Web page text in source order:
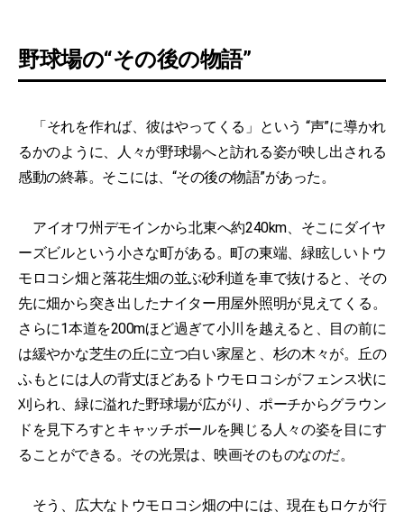
野球場の“その後の物語”
「それを作れば、彼はやってくる」という “声”に導かれ
るかのように、人々が野球場へと訪れる姿が映し出される
感動の終幕。そこには、“その後の物語”があった。
アイオワ州デモインから北東へ約240km、そこにダイヤ
ーズビルという小さな町がある。町の東端、緑眩しいトウ
モロコシ畑と落花生畑の並ぶ砂利道を車で抜けると、その
先に畑から突き出したナイター用屋外照明が見えてくる。
さらに1本道を200mほど過ぎて小川を越えると、目の前に
は緩やかな芝生の丘に立つ白い家屋と、杉の木々が。丘の
ふもとには人の背丈ほどあるトウモロコシがフェンス状に
刈られ、緑に溢れた野球場が広がり、ポーチからグラウン
ドを見下ろすとキャッチボールを興じる人々の姿を目にす
ることができる。その光景は、映画そのものなのだ。
そう、広大なトウモロコシ畑の中には、現在もロケが行